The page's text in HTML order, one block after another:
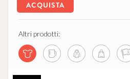
ACQUISTA
Altri prodotti: